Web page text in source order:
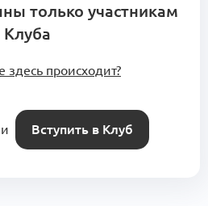
только участникам
Клуба
здесь происходит?
Вступить в Клуб